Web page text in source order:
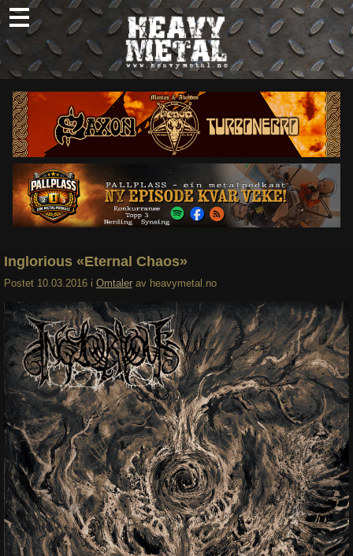
Skip
to
content
Nyheter
Omtaler
Intervjuer
Om oss
Abonner
Søk
Inglorious «Eternal Chaos»
Postet 10.03.2016 i Omtaler av heavymetal.no